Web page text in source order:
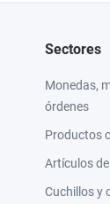
Sectores
Monedas,
órdenes
Productos
Artículos
Cuchillos y